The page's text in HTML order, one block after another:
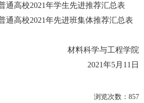
通高校2021年学生先进推荐汇总表
通高校2021年先进班集体推荐汇总表
材料科学与工程学院
2021年5月 11 日
浏览次数： 857